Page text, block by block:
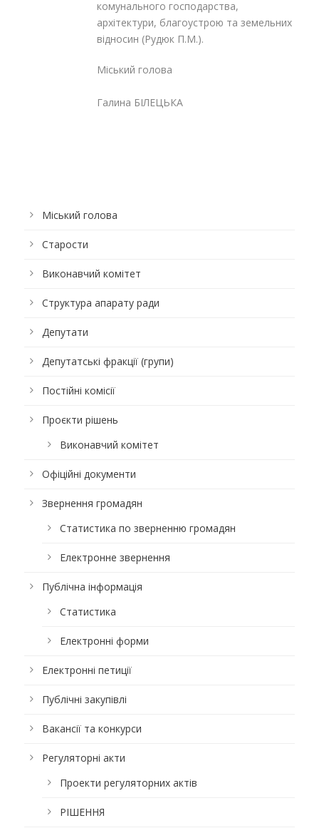
комунального господарства,
архітектури, благоустрою та земельних
відносин (Рудюк П.М.).
Міський голова
Галина БІЛЕЦЬКА
Міський голова
Старости
Виконавчий комітет
Структура апарату ради
Депутати
Депутатські фракції (групи)
Постійні комісії
Проєкти рішень
Виконавчий комітет
Офіційні документи
Звернення громадян
Статистика по зверненню громадян
Електронне звернення
Публічна інформація
Статистика
Електронні форми
Електронні петиції
Публічні закупівлі
Вакансії та конкурси
Регуляторні акти
Проекти регуляторних актів
РІШЕННЯ